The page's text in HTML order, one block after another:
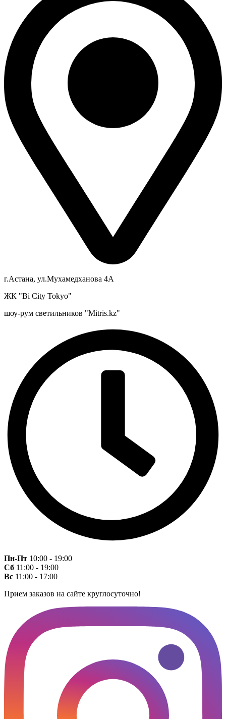
г.Астана, ул.Мухамедханова 4А
ЖК "Bi City Tokyo"
шоу-рум светильников "Mitris.kz"
Пн-Пт 10:00 - 19:00
Сб 11:00 - 19:00
Вс 11:00 - 17:00
Прием заказов на сайте круглосуточно!